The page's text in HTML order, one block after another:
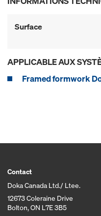
Surface
APPLICABLE AUX
Framed formwork
Contact
Doka Canada Ltd./ Ltee.
12673 Coleraine Drive
Bolton, ON L7E 3B5